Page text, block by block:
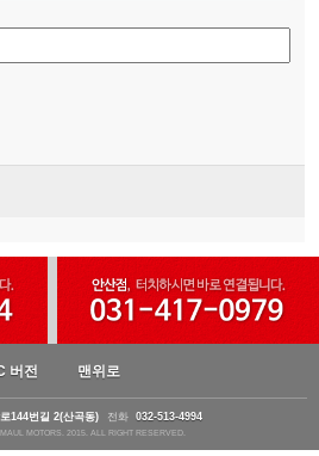
버전 맨위로
144번길 2(산곡동) 전화 032-513-4994
MOTORS. 2015. ALL RIGHT RESERVED.